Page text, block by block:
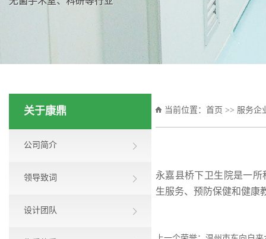
关于康鼎
公司简介
领导致词
设计团队
当前位置： 首页 >> 服务企
永嘉县桥下卫生院是一
生服务、预防保健和健康